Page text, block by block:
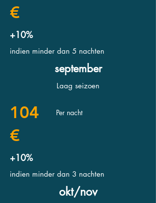
€
+10%
indien minder dan 5 nachten
september
Laag seizoen
104
€
Per nacht
+10%
indien minder dan 3 nachten
okt/nov